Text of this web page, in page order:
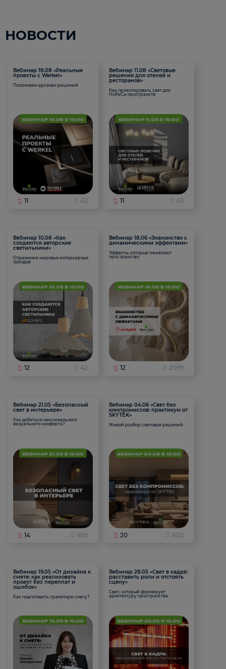
НОВОСТИ
Вебинар 18.08 «Реальные
проекты с Werkel»
Пополняем арсенал решений
11 42
Вебинар 11.08 «Световые
решения для отелей и
ресторанов»
Как проектировать свет для
HoReCa-пространств
11 43
Вебинар 10.08 «Как
создаются авторские
светильники»
Отражение мировых интерьерных
трендов
12 42
Вебинар 18.06 «Знакомство с
динамическими эффектами»
Эффекты, которые оживляют
пространство
12 2099
Вебинар 21.05 «Безопасный
свет в интерьере»
Как добиться максимального
визуального комфорта?
14 650
Вебинар 04.06 «Свет без
компромиссов: практикум от
SKYTEK»
Живой разбор световых решений
20 802
Вебинар 19.05 «От дизайна к
смете: как реализовать
проект без переплат и
ошибок»
Как подготовить грамотную смету?
Вебинар 28.05 «Свет в кадре:
расставить роли и отстоять
сцену»
Свет, который формирует
архитектуру пространства.